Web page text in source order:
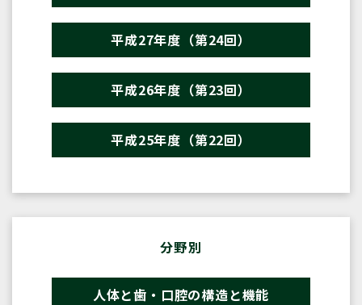
平成27年度（第24回）
平成26年度（第23回）
平成25年度（第22回）
分野別
人体と歯・口腔の構造と機能